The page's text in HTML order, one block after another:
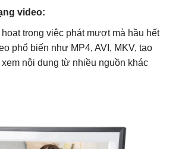
video:
trong việc phát mượt mà hầu hết
phổ biến như MP4, AVI, MKV, tạo
nội dung từ nhiều nguồn khác